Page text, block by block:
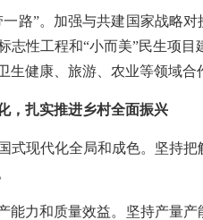
一路”。加强与共建国家战略
志性工程和“小而美”民生项
生健康、旅游、农业等领域
，扎实推进乡村全面振兴
式现代化全局和成色。坚持
能力和质量效益。坚持产量